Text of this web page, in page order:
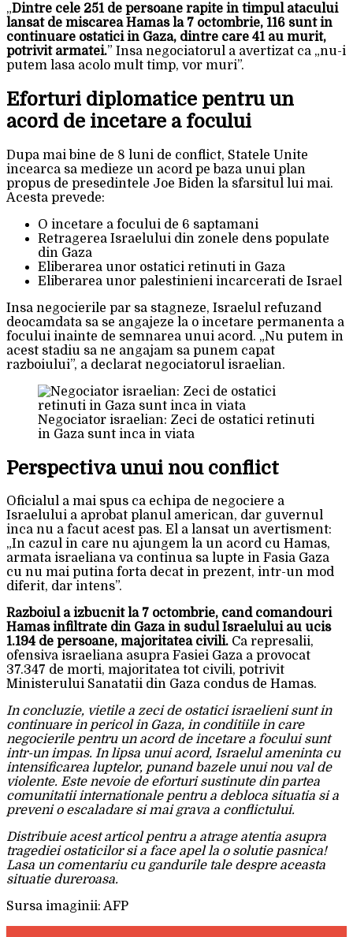
„Dintre cele 251 de persoane rapite in timpul atacului
lansat de miscarea Hamas la 7 octombrie, 116 sunt in
continuare ostatici in Gaza, dintre care 41 au murit,
potrivit armatei.” Insa negociatorul a avertizat ca „nu-i
putem lasa acolo mult timp, vor muri”.
Eforturi diplomatice pentru un
acord de incetare a focului
Dupa mai bine de 8 luni de conflict, Statele Unite
incearca sa medieze un acord pe baza unui plan
propus de presedintele Joe Biden la sfarsitul lui mai.
Acesta prevede:
O incetare a focului de 6 saptamani
Retragerea Israelului din zonele dens populate
din Gaza
Eliberarea unor ostatici retinuti in Gaza
Eliberarea unor palestinieni incarcerati de Israel
Insa negocierile par sa stagneze, Israelul refuzand
deocamdata sa se angajeze la o incetare permanenta a
focului inainte de semnarea unui acord. „Nu putem in
acest stadiu sa ne angajam sa punem capat
razboiului”, a declarat negociatorul israelian.
Negociator israelian: Zeci de ostatici retinuti
in Gaza sunt inca in viata
Perspectiva unui nou conflict
Oficialul a mai spus ca echipa de negociere a
Israelului a aprobat planul american, dar guvernul
inca nu a facut acest pas. El a lansat un avertisment:
„In cazul in care nu ajungem la un acord cu Hamas,
armata israeliana va continua sa lupte in Fasia Gaza
cu nu mai putina forta decat in prezent, intr-un mod
diferit, dar intens”.
Razboiul a izbucnit la 7 octombrie, cand comandouri
Hamas infiltrate din Gaza in sudul Israelului au ucis
1.194 de persoane, majoritatea civili. Ca represalii,
ofensiva israeliana asupra Fasiei Gaza a provocat
37.347 de morti, majoritatea tot civili, potrivit
Ministerului Sanatatii din Gaza condus de Hamas.
In concluzie, vietile a zeci de ostatici israelieni sunt in
continuare in pericol in Gaza, in conditiile in care
negocierile pentru un acord de incetare a focului sunt
intr-un impas. In lipsa unui acord, Israelul ameninta cu
intensificarea luptelor, punand bazele unui nou val de
violente. Este nevoie de eforturi sustinute din partea
comunitatii internationale pentru a debloca situatia si a
preveni o escaladare si mai grava a conflictului.
Distribuie acest articol pentru a atrage atentia asupra
tragediei ostaticilor si a face apel la o solutie pasnica!
Lasa un comentariu cu gandurile tale despre aceasta
situatie dureroasa.
Sursa imaginii: AFP